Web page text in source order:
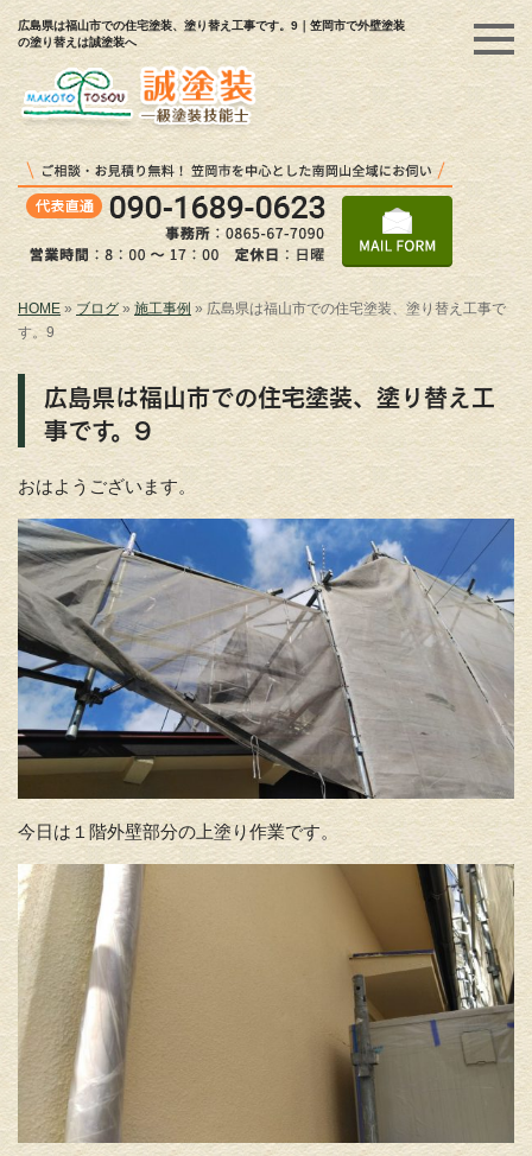
広島県は福山市での住宅塗装、塗り替え工事です。9｜笠岡市で外壁塗装
の塗り替えは誠塗装へ
HOME » ブログ» 施工事例 »広島県は福山市での住宅塗装、塗り替え工事で
す。9
広島県は福山市での住宅塗装、塗り替え工
事です。9
おはようございます。
今日は１階外壁部分の上塗り作業です。